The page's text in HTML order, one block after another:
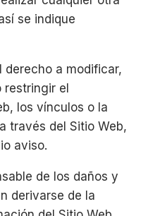
se indique
derecho a modificar,
el
los vínculos o la
través del Sitio Web,
aviso.
de los daños y
derivarse de la